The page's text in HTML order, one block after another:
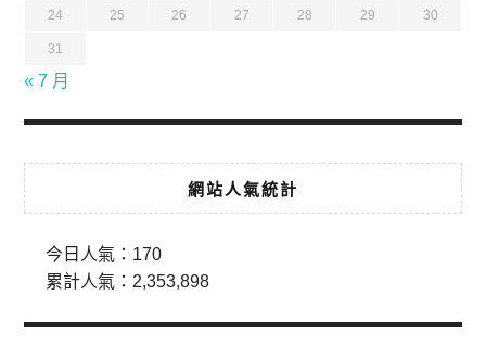
24 25 26 27 28 29 30
31
« 7 月
網站人氣統計
今日人氣： 170
累計人氣： 2,353,898